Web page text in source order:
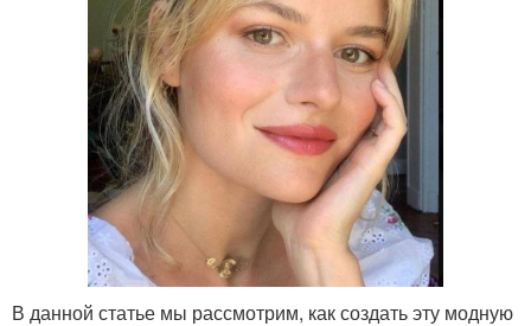
Каре на удлинение Длинное каре
Макияж с челкой Макияж под каре
В данной статье мы рассмотрим, как создать эту модную